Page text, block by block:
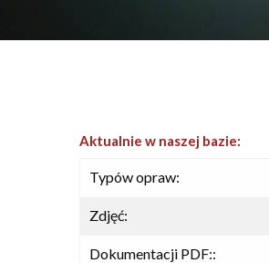
Aktualnie w naszej bazie:
Typów opraw:
Zdjęć:
Dokumentacji PDF::